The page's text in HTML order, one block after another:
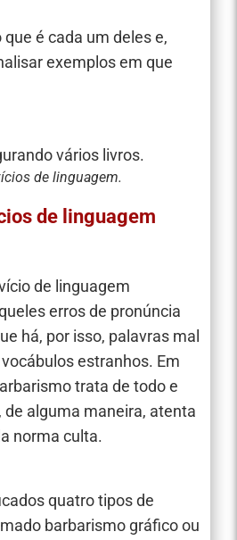
que é cada um deles e,
exemplos em que
de linguagem.
de linguagem
de linguagem
erros de pronúncia
há, por isso, palavras mal
estranhos. Em
trata de todo e
de alguma maneira, atenta
norma culta.
quatro tipos de
barbarismo gráfico ou